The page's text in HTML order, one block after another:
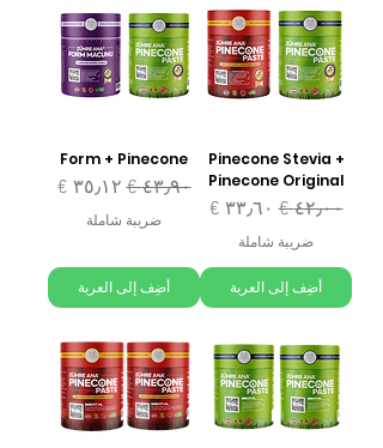
Pinecone Stevia +
Pinecone Original
سعر عادي‏٤٢٫٠٠ € سعر البيع
ضريبة شاملة
أضِف إلى العربة
Form + Pinecone
سعر عادي‏٤٣٫٩٠ € سعر البيع
ضريبة شاملة
أضِف إلى العربة